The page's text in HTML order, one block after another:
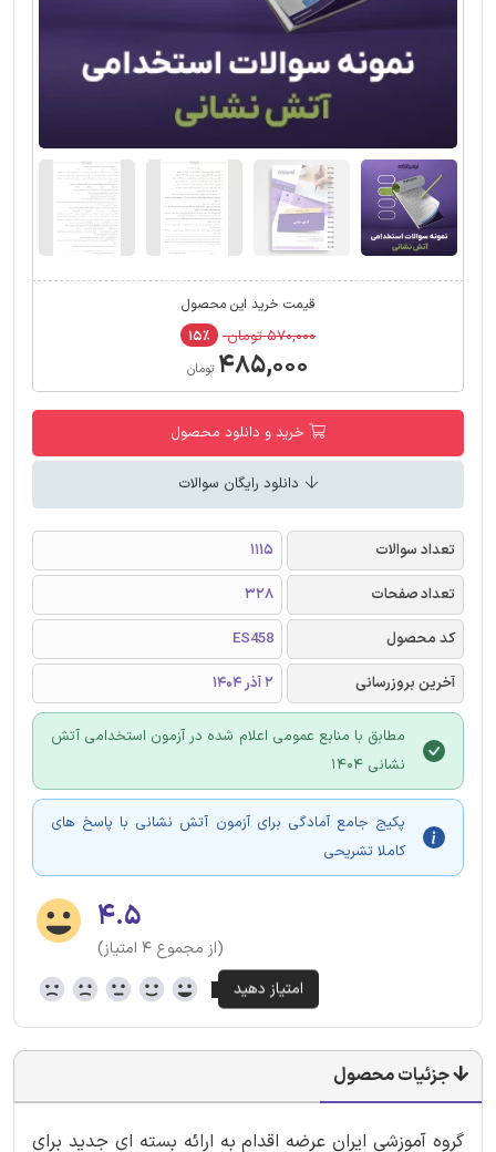
قیمت خرید این محصول
۵۷۰,۰۰۰ تومان ۱۵٪
۴۸۵,۰۰۰ تومان
خرید و دانلود محصول
دانلود رایگان سوالات
تعداد سوالات
1115
تعداد صفحات
328
کد محصول
ES458
آخرین بروزرسانی
2 آذر 1404
مطابق با منابع عمومی اعلام شده در آزمون استخدامی آتش
نشانی 1404
پکیج جامع آمادگی برای آزمون آتش نشانی با پاسخ های
کاملا تشریحی
۴.۵
(از مجموع ۴ امتیاز)
جزئیات محصول
گروه آموزشی ایران عرضه اقدام به ارائه بسته ای جدید برای